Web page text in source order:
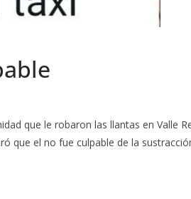
que le robaron las llantas en Valle
que el no fue culpable de la